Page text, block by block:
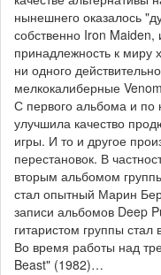
нынешнего оказалось
собственно Iron
принадлежность к миру
ни одного
мелкокалиберные
С первого альбома и по
улучшила качество
игры. И то и другое
перестановок. В
вторым альбомом
стал опытный Марин
записи альбомов Deep
гитаристом группы
Во время работы над
Beast" (1982)…